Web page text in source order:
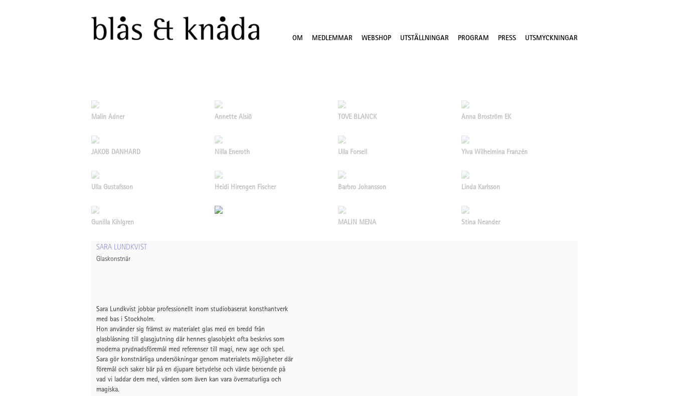
OM MEDLEMMAR WEBSHOP UTSTÄLLNINGAR PROGRAM PRESS UTSMYCKNINGAR
Malin Adner Annette Alsiö TOVE BLANCK Anna Broström EK
JAKOB DANHARD Nilla Eneroth Ulla Forsell Ylva Wilhelmina Franzén
Ulla Gustafsson Heidi Hirengen Fischer Barbro Johansson Linda Karlsson
Gunilla Kihlgren
SARA LUNDKVIST
Glaskonstnär
Sara Lundkvist jobbar professionellt inom studiobaserat konsthantverk
med bas i Stockholm.
Hon använder sig främst av materialet glas med en bredd från
glasblåsning till glasgjutning där hennes glasobjekt ofta beskrivs som
moderna prydnadsföremål med referenser till magi, new age och spel.
Sara gör konstnärliga undersökningar genom materialets möjligheter där
föremål och saker bär på en djupare betydelse och värde beroende på
vad vi laddar dem med, värden som även kan vara övernaturliga och
magiska.
MALIN MENA Stina Neander